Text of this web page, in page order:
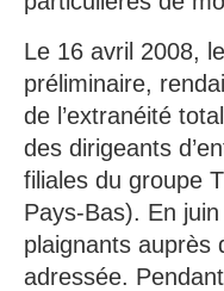
Le 16 avril 2008,
préliminaire,
de l’extranéité
des dirigeants
filiales du groupe
Pays-Bas). En
plaignants auprès
adressée.